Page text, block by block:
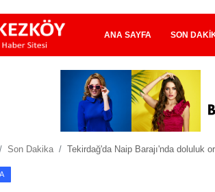
ANA SAYFA SON
Son Dakika Tekirdağ'da Naip Barajı'nda doluluk